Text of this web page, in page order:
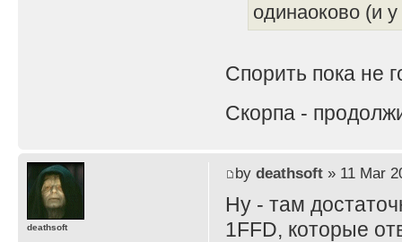
одинаоково (и
Спорить пока не
Скорпа -
by deathsoft» 11 Mar
Ну - там
1FFD, которые
deathsoft